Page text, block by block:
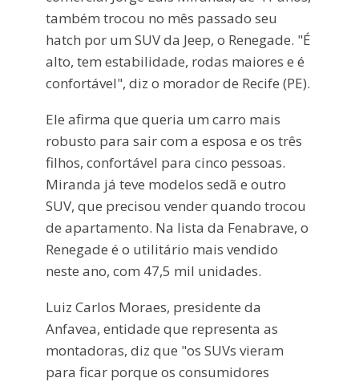
também trocou no mês passado seu
hatch por um SUV da Jeep, o Renegade. "É
alto, tem estabilidade, rodas maiores e é
confortável", diz o morador de Recife (PE).
Ele afirma que queria um carro mais
robusto para sair com a esposa e os três
filhos, confortável para cinco pessoas.
Miranda já teve modelos sedã e outro
SUV, que precisou vender quando trocou
de apartamento. Na lista da Fenabrave, o
Renegade é o utilitário mais vendido
neste ano, com 47,5 mil unidades.
Luiz Carlos Moraes, presidente da
Anfavea, entidade que representa as
montadoras, diz que "os SUVs vieram
para ficar porque os consumidores